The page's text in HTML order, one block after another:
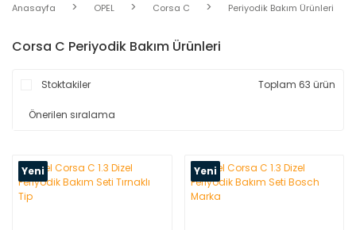
Anasayfa OPEL Corsa C Periyodik Bakım Ürünleri
Corsa C Periyodik Bakım Ürünleri
Stoktakiler Toplam 63 ürün
Yeni Yeni